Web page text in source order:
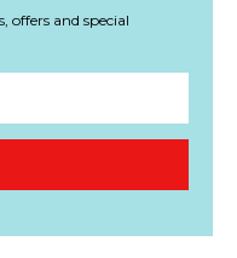
offers and special